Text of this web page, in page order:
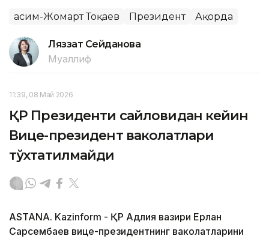
Қасим-Жомарт Тоқаев Президент Ақорда
Ляззат Сейданова
Муаллиф
11:39, 08 Май 2026
ҚР Президенти сайловидан кейин
Вице-президент ваколатлари
тўхтатилмайди
ASTANA. Kazinform - ҚР Адлия вазири Ерлан
Сарсембаев вице-президентнинг ваколатларини